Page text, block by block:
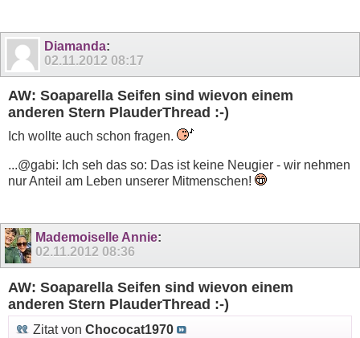
Diamanda:
02.11.2012 08:17
AW: Soaparella Seifen sind wievon einem
anderen Stern PlauderThread :-)
Ich wollte auch schon fragen.
...@gabi: Ich seh das so: Das ist keine Neugier - wir nehmen
nur Anteil am Leben unserer Mitmenschen!
Mademoiselle Annie:
02.11.2012 08:36
AW: Soaparella Seifen sind wievon einem
anderen Stern PlauderThread :-)
Zitat von Chococat1970